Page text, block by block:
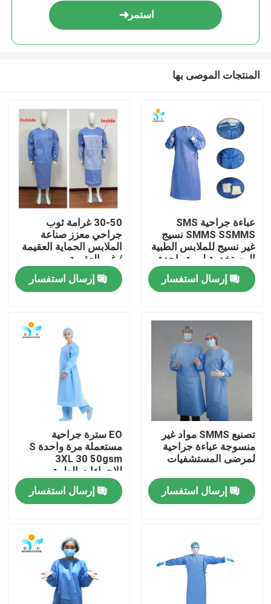
مسكن
منتجات
جولة في المعمل
مراقبة الجودة
اتصل بنا
اطلب اقتباس
بذلات واقية يمكن التخلص منها
معطف واقي يمكن التخلص منه
استمر
المنتجات الموصى بها
عباءة جراحية SMS
SMMS SSMMS نسيج
غير نسيج للملابس الطبية
المستخدمة لمرة واحدة
إرسال استفسار
30-50 غرامة ثوب
جراحي معزز صناعة
الملابس الحماية العقيمة
/ غير العقيمة
إرسال استفسار
تصنيع SMMS مواد غير
منسوجة عباءة جراحية
لمرضى المستشفيات
إرسال استفسار
EO سترة جراحية
مستعملة مرة واحدة S
3XL 30 50gsm
للإجراءات الطبية
إرسال استفسار